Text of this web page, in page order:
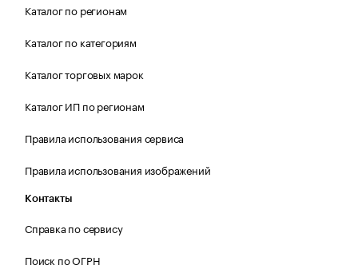
Каталог по регионам
Каталог по категориям
Каталог торговых марок
Каталог ИП по регионам
Правила использования сервиса
Правила использования изображений
Контакты
Справка по сервису
Поиск по ОГРН